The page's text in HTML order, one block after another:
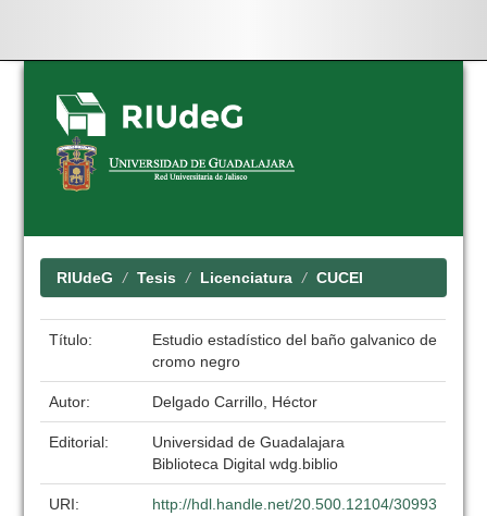
Skip
navigation
RIUdeG Tesis Licenciatura CUCEI
Título:
Estudio estadístico del baño galvanico de
cromo negro
Autor: Delgado Carrillo, Héctor
Editorial:
Universidad de Guadalajara
Biblioteca Digital wdg.biblio
URI:
http://hdl.handle.net/20.500.12104/30993